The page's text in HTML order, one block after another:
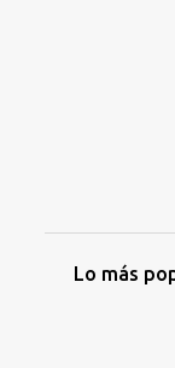
Lo más